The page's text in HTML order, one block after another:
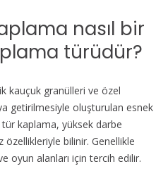
nasıl bir
türüdür?
kauçuk granülleri ve özel
getirilmesiyle oluşturulan esnek
kaplama, yüksek darbe
özellikleriyle bilinir. Genellikle
oyun alanları için tercih edilir.